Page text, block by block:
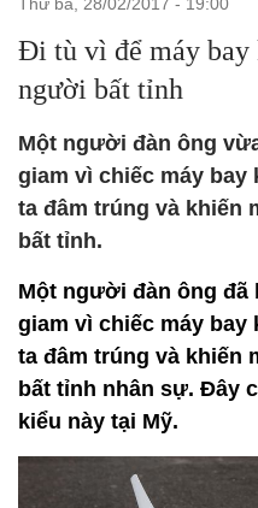
Đi tù vì để máy bay
người bất tỉnh
Một người đàn ông
giam vì chiếc máy
ta đâm trúng và khiến
bất tỉnh.
Một người đàn ông đã
giam vì chiếc máy
ta đâm trúng và khiến
bất tỉnh nhân sự. Đây
kiểu này tại Mỹ.